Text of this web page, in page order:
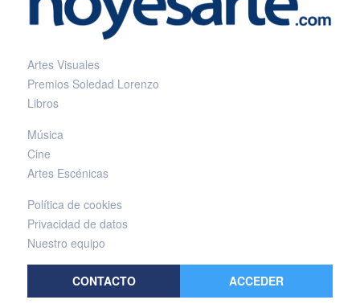
Artes Visuales
Premios Soledad Lorenzo
Libros
Música
Cine
Artes Escénicas
Política de cookies
Privacidad de datos
Nuestro equipo
CONTACTO ACCEDER